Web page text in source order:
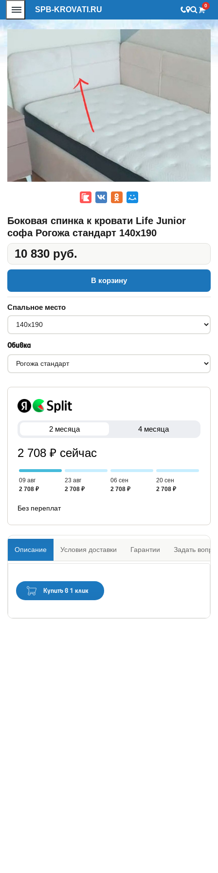
SPB-KROVATI.RU 0
Боковая спинка к кровати Life Junior
софа Рогожа стандарт 140x190
10 830 руб.
В корзину
Спальное место
Обивка
2 месяца 4 месяца
2 708 ₽ сейчас
09 авг
2 708 ₽
23 авг
2 708 ₽
06 сен
2 708 ₽
20 сен
2 708 ₽
Без переплат
Описание Условия доставки Гарантии Задать
Купить в 1 клик